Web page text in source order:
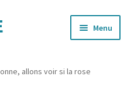
Menu
allons voir si la rose